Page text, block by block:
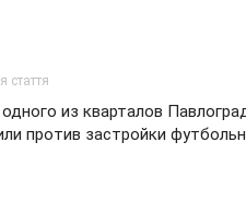
стаття
из кварталов
против застройки